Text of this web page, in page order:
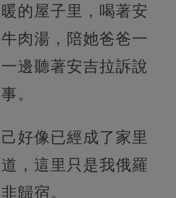
的屋子里，喝著安
肉湯，陪她爸爸一
邊聽著安吉拉訴說
。
好像已經成了家里
，這里只是我俄羅
歸宿。